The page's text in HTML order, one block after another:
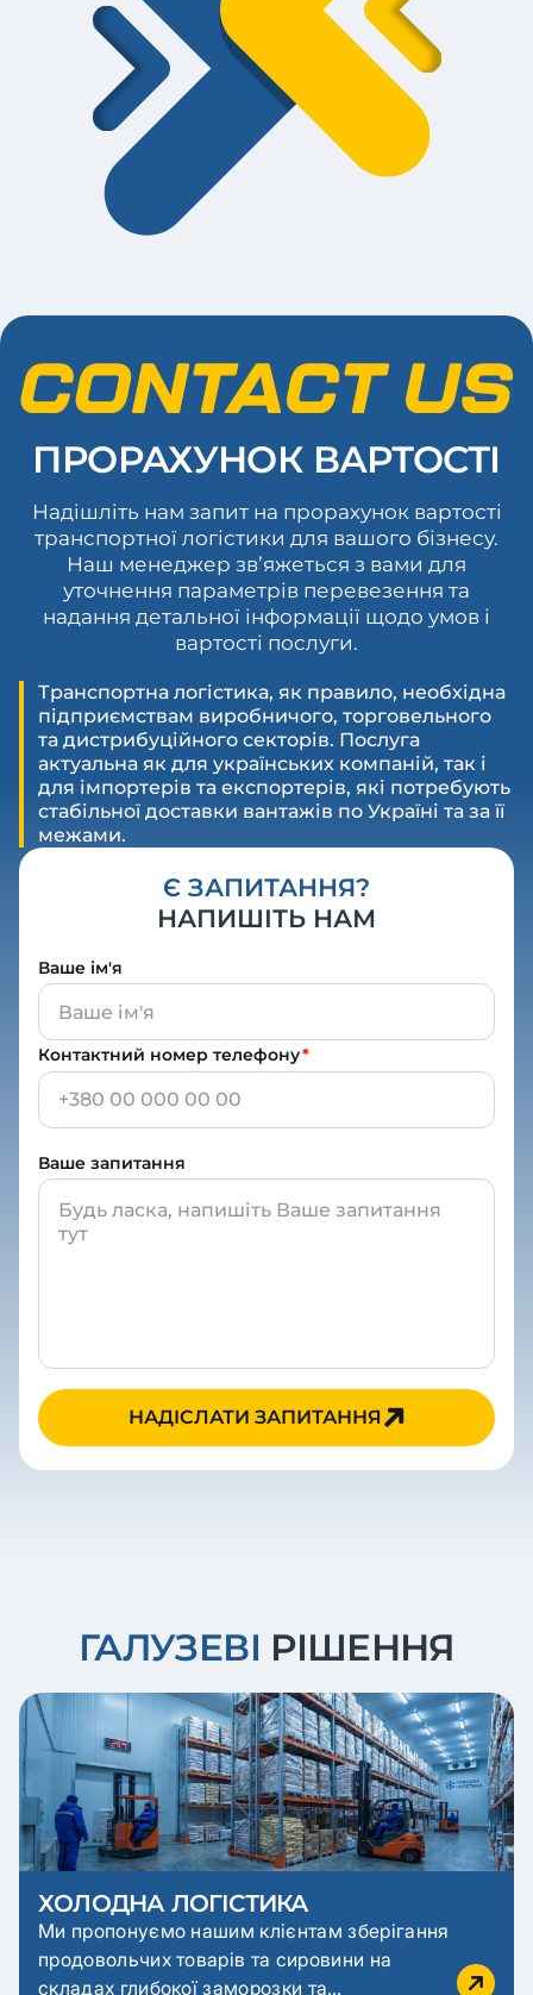
ПРОРАХУНОК ВАРТОСТІ
Надішліть нам запит на прорахунок вартості
транспортної логістики для вашого бізнесу.
Наш менеджер зв’яжеться з вами для
уточнення параметрів перевезення та
надання детальної інформації щодо умов і
вартості послуги.
Транспортна логістика, як правило, необхідна
підприємствам виробничого, торговельного
та дистрибуційного секторів. Послуга
актуальна як для українських компаній, так і
для імпортерів та експортерів, які потребують
стабільної доставки вантажів по Україні та за її
межами.
Є ЗАПИТАННЯ?
НАПИШІТЬ НАМ
Ваше ім'я
Контактний номер телефону*
Ваше запитання
НАДІСЛАТИ ЗАПИТАННЯ
ГАЛУЗЕВІ РІШЕННЯ
ХОЛОДНА ЛОГІСТИКА
Ми пропонуємо нашим клієнтам зберігання
продовольчих товарів та сировини на
складах глибокої заморозки та